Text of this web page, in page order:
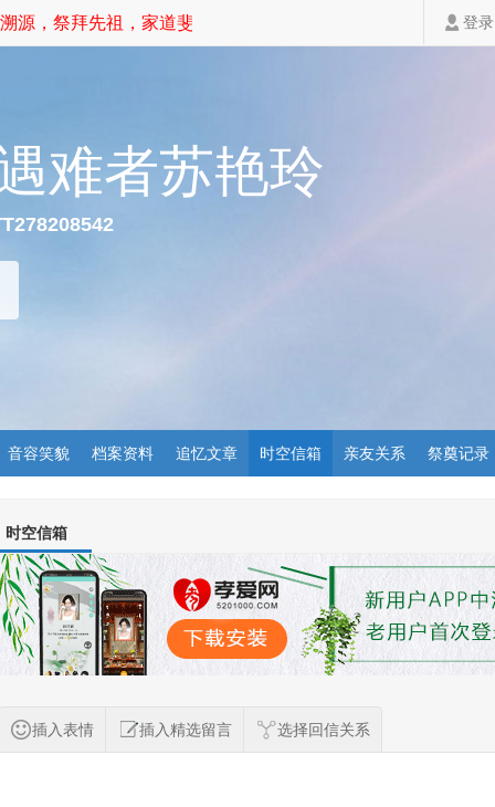
，祭拜先祖，家道斐然！ 登录
难者苏艳玲
音容笑貌 档案资料 追忆文章 时空信箱 亲友关系 祭奠记录
时空信箱
插入表情 插入精选留言 选择回信关系